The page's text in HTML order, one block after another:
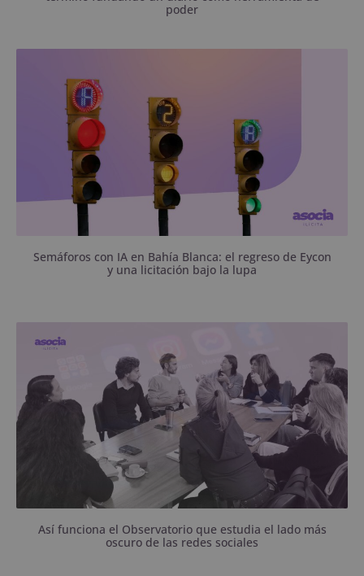
poder
Semáforos con IA en Bahía Blanca: el regreso de Eycon
y una licitación bajo la lupa
Deliberante un Observatorio que reúne a escuelas,
universidades, profesionales, organismos públicos y
organizaciones sociales para abordar algunos de los
problemas más complejos del mundo digital.
Así funciona el Observatorio que estudia el lado más
oscuro de las redes sociales